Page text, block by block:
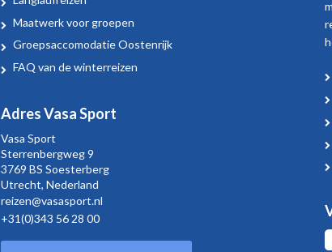
Maatwerk voor groepen
Groepsaccomodatie Oostenrijk
FAQ van de winterreizen
Adres Vasa Sport
Vasa Sport
Sterrenbergweg9
3769 BS Soesterberg
Utrecht, Nederland
reizen@vasasport.nl
+31(0)343 56 28 00